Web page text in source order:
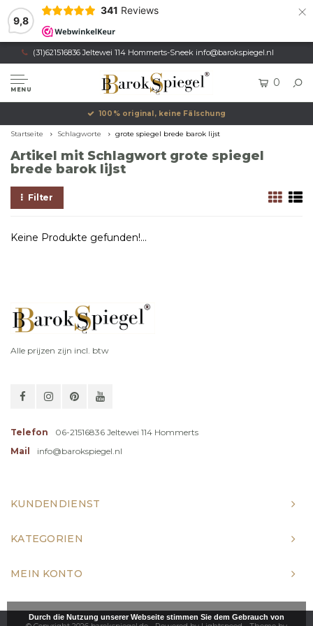
9,8
341 Reviews ×
(31)621516836 Jeltewei 114 Hommerts-Sneek info@barokspiegel.nl
MENU
0
100% original, keine Fälschung
Startseite Schlagworte grote spiegel brede barok lijst
Artikel mit Schlagwort grote spiegel
brede barok lijst
Filter
Keine Produkte gefunden!...
Alle prijzen zijn incl. btw
Telefon
06-21516836 Jeltewei 114 Hommerts
Mail
info@barokspiegel.nl
KUNDENDIENST
KATEGORIEN
MEIN KONTO
Durch die Nutzung unserer Webseite stimmen Sie dem Gebrauch von